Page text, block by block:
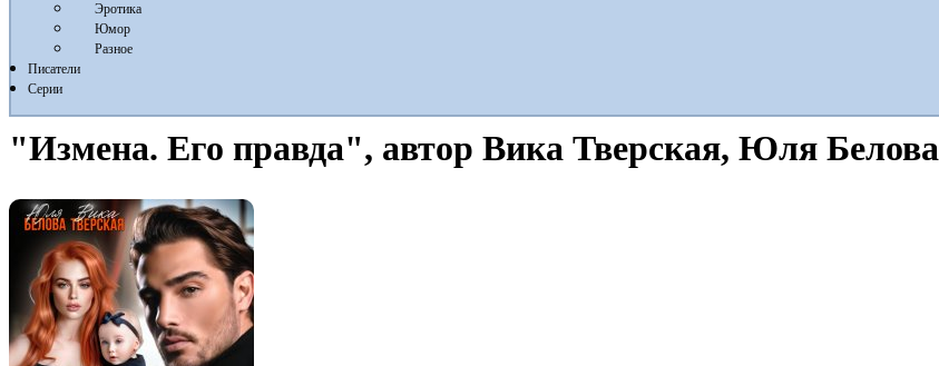
Эротика
Юмор
Разное
Писатели
Серии
"Измена. Его правда", автор Вика Тверская, Юля Белова